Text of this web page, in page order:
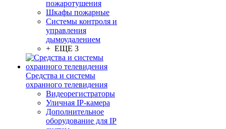
пожаротушения
Шкафы пожарные
Системы контроля и
управления
дымоудалением
+ ЕЩЕ 3
Средства и системы
охранного телевидения
Видеорегистраторы
Уличная IP-камера
Дополнительное
оборудование для IP